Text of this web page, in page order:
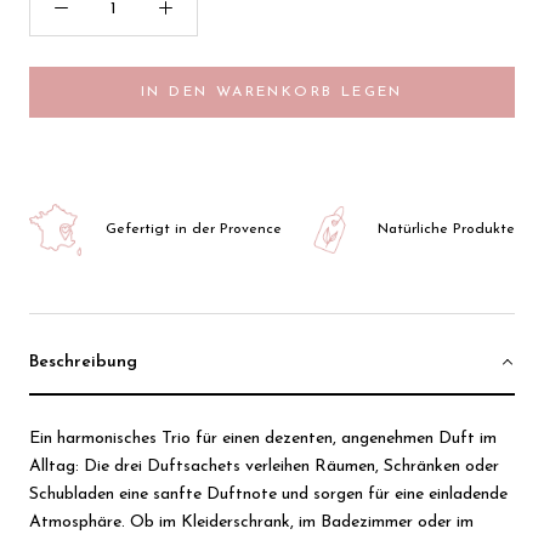
IN DEN WARENKORB LEGEN
Gefertigt in der Provence Natürliche Produkte
Beschreibung
Ein harmonisches Trio für einen dezenten, angenehmen Duft im
Alltag: Die drei Duftsachets verleihen Räumen, Schränken oder
Schubladen eine sanfte Duftnote und sorgen für eine einladende
Atmosphäre. Ob im Kleiderschrank, im Badezimmer oder im